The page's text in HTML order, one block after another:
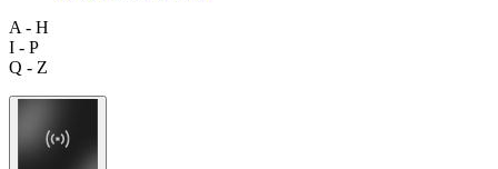
A - H
I - P
Q - Z